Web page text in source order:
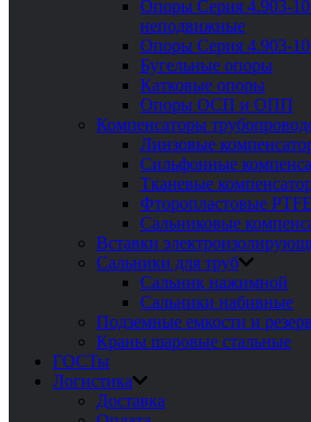
Опоры Серия 4.903-
неподвижные
Опоры Серия 4.903-
Бугельные опоры
Катковые опоры
Опоры ОСП и ОПП
Компенсаторы
Линзовые
Сильфонные
Тканевые
Фторопластовые
Сальниковые
Вставки
Сальники для труб
Сальник нажимной
Сальники набивные
Подземные емкости и
Краны шаровые стальные
ГОСТы
Логистика
Доставка